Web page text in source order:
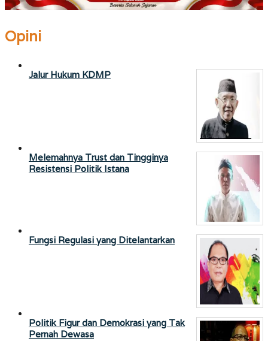
Opini
Jalur Hukum KDMP
Melemahnya Trust dan Tingginya
Resistensi Politik Istana
Fungsi Regulasi yang Ditelantarkan
Politik Figur dan Demokrasi yang Tak
Pernah Dewasa